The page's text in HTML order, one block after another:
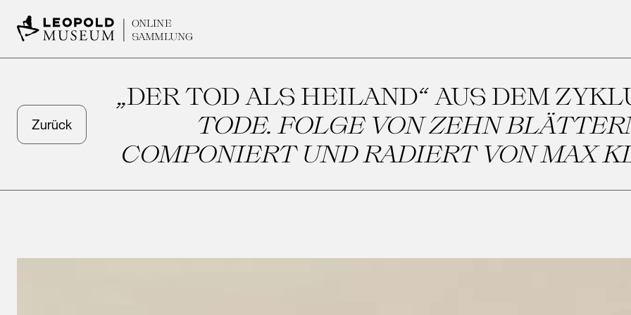
ONLINE
SAMMLUNG
Zurück
„DER TOD ALS HEILAND“ AUS DEM
TODE. FOLGE VON ZEHN
COMPONIERT UND RADIERT VON MAX